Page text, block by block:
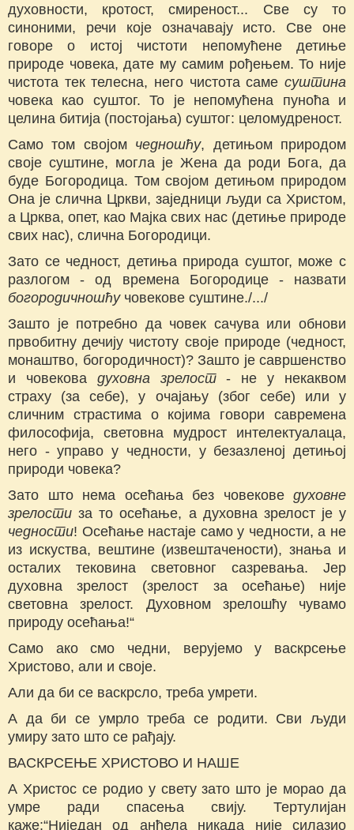
духовности, кротост, смиреност... Све су то
синоними, речи које означавају исто. Све оне
говоре о истој чистоти непомућене детиње
природе човека, дате му самим рођењем. To није
чистота тек телесна, него чистота саме суштина
човека као суштог. To je непомућена пуноћа и
целина битија (постојања) суштог: целомудреност.
Само том својом чедношћу, детињом природом
своје суштине, могла je Жена да роди Бога, да
буде Богородица. Том својом детињом природом
Она je слична Цркви, заједници људи са Христом,
a Црква, опет, као Мајка свих нас (детиње природе
свих нас), слична Богородици.
Зато ce чедност, детиња природа суштог, може с
разлогом - од времена Богородице - назвати
богородичношћу човекове суштине./.../
Зашто je потребно да човек сачува или обнови
првобитну дечију чистоту своје природе (чедност,
монаштво, богородичност)? Зашто je савршенство
и човекова духовна зрелост- не у некаквом
страху (за себе), у очајању (због себе) или у
сличним страстима о којима говори савремена
философија, световна мудрост интелектуалаца,
него - управо у чедности, у безазленој детињој
природи човека?
Зато што нема осећања без човекове духовне
зрелостиза то осећање, a духовна зрелост je у
чедности! Осећање настаје само у чедности, a не
из искуства, вештине (извештачености), знања и
осталих тековина световног сазревања. Јер
духовна зрелост (зрелост за осећање) није
световна зрелост. Духовном зрелошћу чувамо
природу осећања!“
Само ако смо чедни, верујемо у васкрсење
Христово, али и своје.
Али да би се васкрсло, треба умрети.
А да би се умрло треба се родити. Сви људи
умиру зато што се рађају.
ВАСКРСЕЊЕ ХРИСТОВО И НАШЕ
А Христос се родио у свету зато што је морао да
умре ради спасења свију. Тертулијан
каже:“Ниједан од анђела никада није силазио